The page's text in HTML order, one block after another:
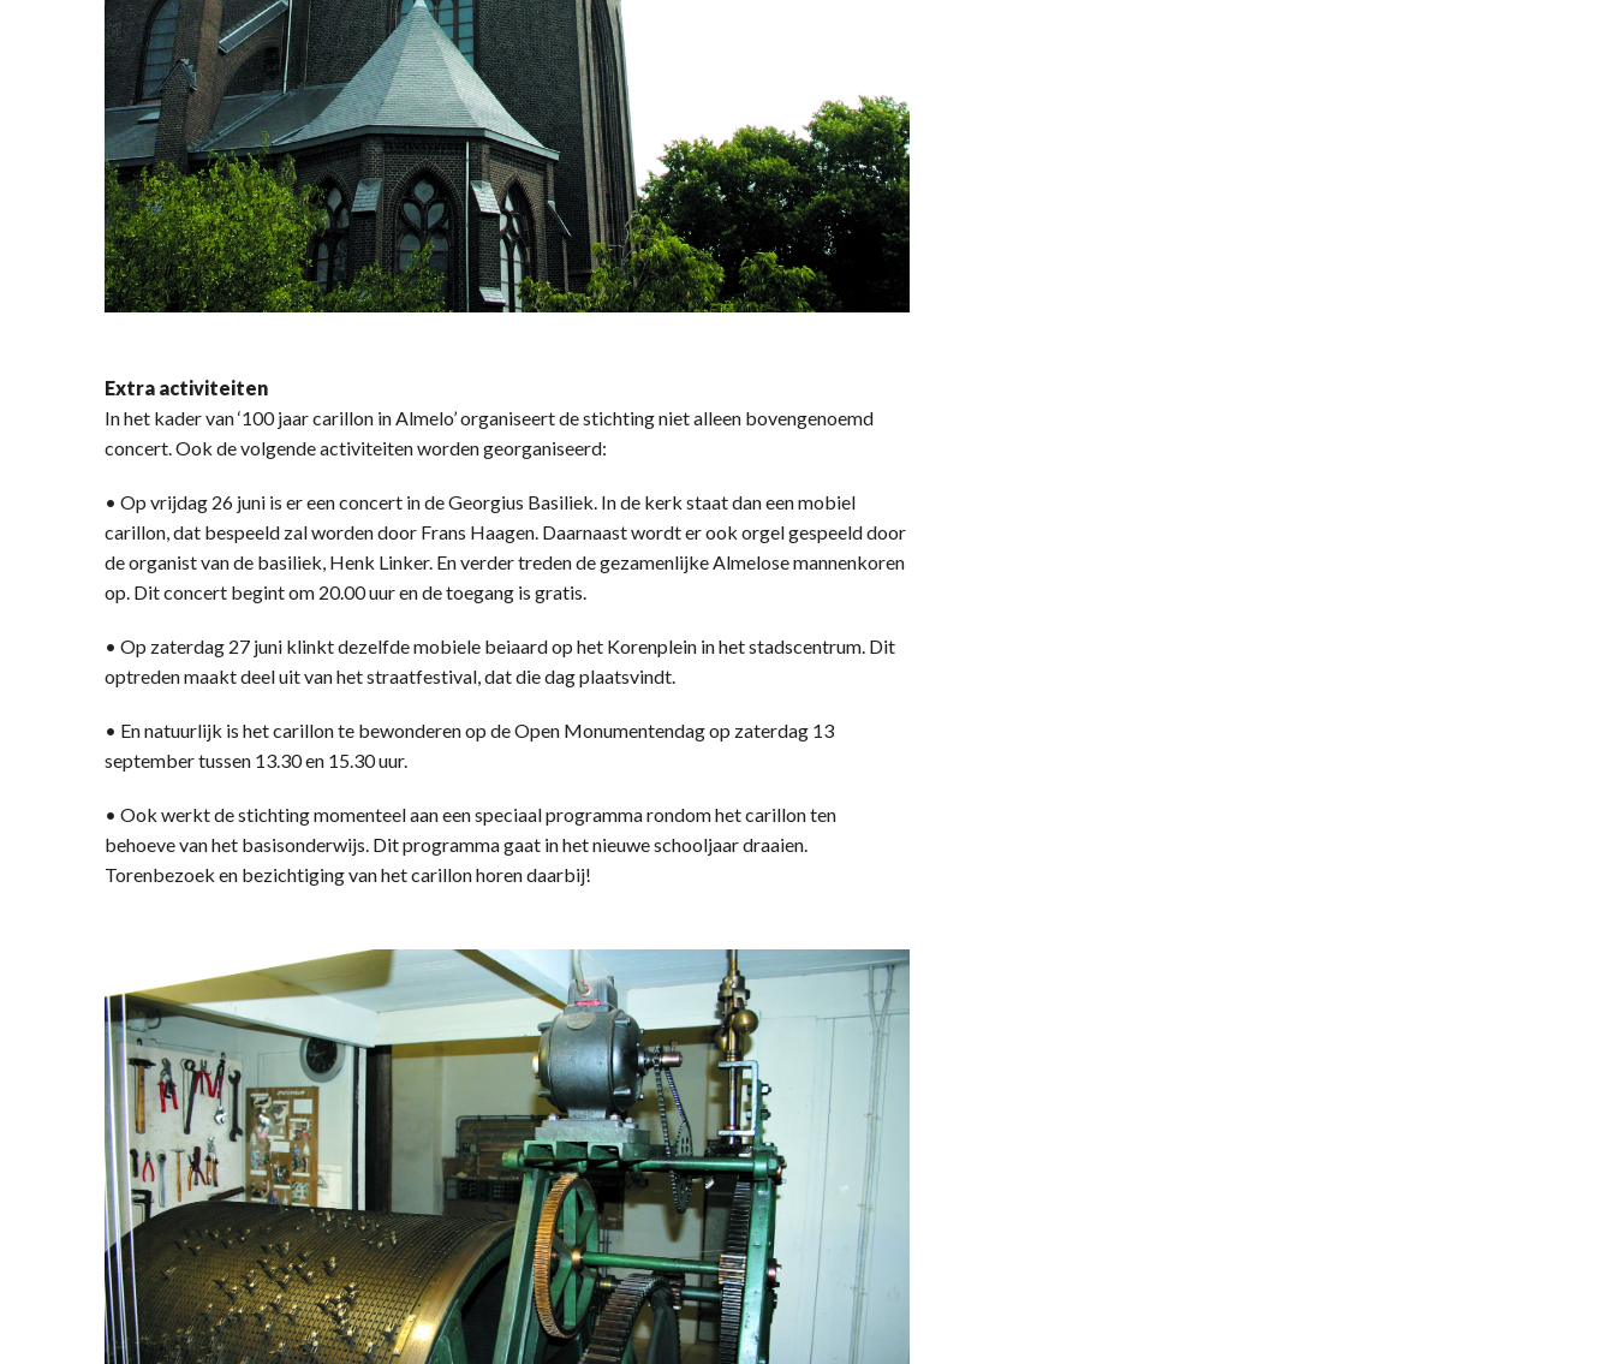
Extra activiteiten
In het kader van ‘100 jaar carillon in Almelo’ organiseert de stichting niet alleen bovengenoemd
concert. Ook de volgende activiteiten worden georganiseerd:
• Op vrijdag 26 juni is er een concert in de Georgius Basiliek. In de kerk staat dan een mobiel
carillon, dat bespeeld zal worden door Frans Haagen. Daarnaast wordt er ook orgel gespeeld door
de organist van de basiliek, Henk Linker. En verder treden de gezamenlijke Almelose mannenkoren
op. Dit concert begint om 20.00 uur en de toegang is gratis.
• Op zaterdag 27 juni klinkt dezelfde mobiele beiaard op het Korenplein in het stadscentrum. Dit
optreden maakt deel uit van het straatfestival, dat die dag plaatsvindt.
• En natuurlijk is het carillon te bewonderen op de Open Monumentendag op zaterdag 13
september tussen 13.30 en 15.30 uur.
• Ook werkt de stichting momenteel aan een speciaal programma rondom het carillon ten
behoeve van het basisonderwijs. Dit programma gaat in het nieuwe schooljaar draaien.
Torenbezoek en bezichtiging van het carillon horen daarbij!